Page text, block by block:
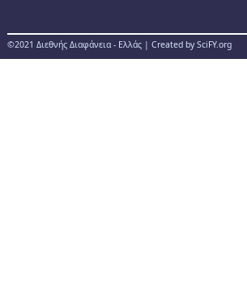
©2021 Διεθνής Διαφάνεια - Ελλάς | Created by SciFY.org